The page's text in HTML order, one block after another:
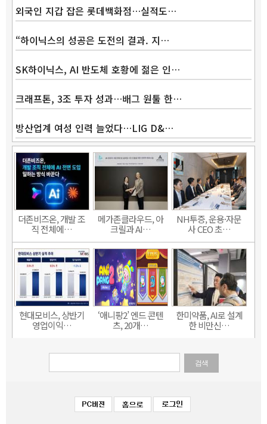
외국인 지갑 잡은 롯데백화점…실적도…
“하이닉스의 성공은 도전의 결과. 지…
SK하이닉스, AI 반도체 호황에 젊은 인…
크래프톤, 3조 투자 성과…배그 원툴 한…
방산업계 여성 인력 늘었다…LIG D&…
더존비즈온, 개발 조
직 전체에…
메가존클라우드, 아
크릴과 AI…
NH투증, 운용·자문
사 CEO 초…
현대모비스, 상반기
영업이익…
‘애니팡2’ 엔드 콘텐
츠, 20개…
한미약품, AI로 설계
한 비만신…
검색